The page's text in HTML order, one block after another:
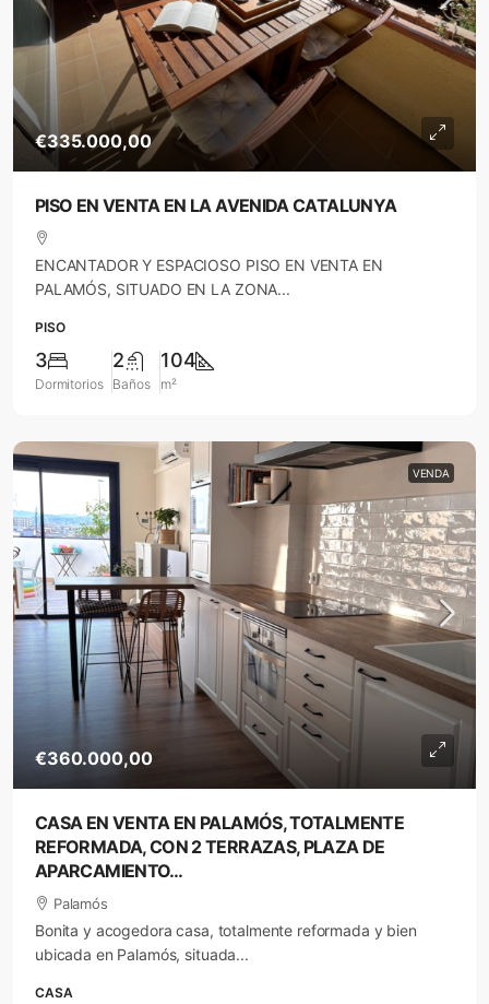
€335.000,00
PISO EN VENTA EN LA AVENIDA CATALUNYA
ENCANTADOR Y ESPACIOSO PISO EN VENTA EN
PALAMÓS, SITUADO EN LA ZONA...
PISO
3
Dormitorios
2
Baños
104
m²
VENDA
€360.000,00
CASA EN VENTA EN PALAMÓS, TOTALMENTE
REFORMADA, CON 2 TERRAZAS, PLAZA DE
APARCAMIENTO…
Palamós
Bonita y acogedora casa, totalmente reformada y bien
ubicada en Palamós, situada...
CASA